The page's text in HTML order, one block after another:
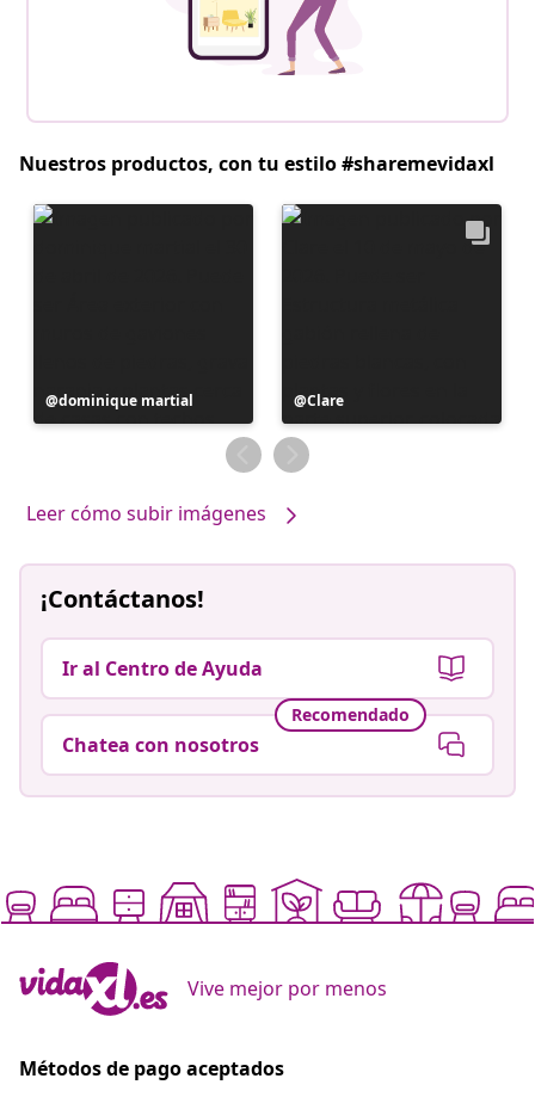
Nuestros productos, con tu estilo #sharemevidaxl
Publicación
realizada
dominique martial
Publicación
realizada
por
Clare
Leer cómo subir imágenes
¡Contáctanos!
Ir al Centro de Ayuda
Recomendado
Chatea con nosotros
Vive mejor por menos
Métodos de pago aceptados